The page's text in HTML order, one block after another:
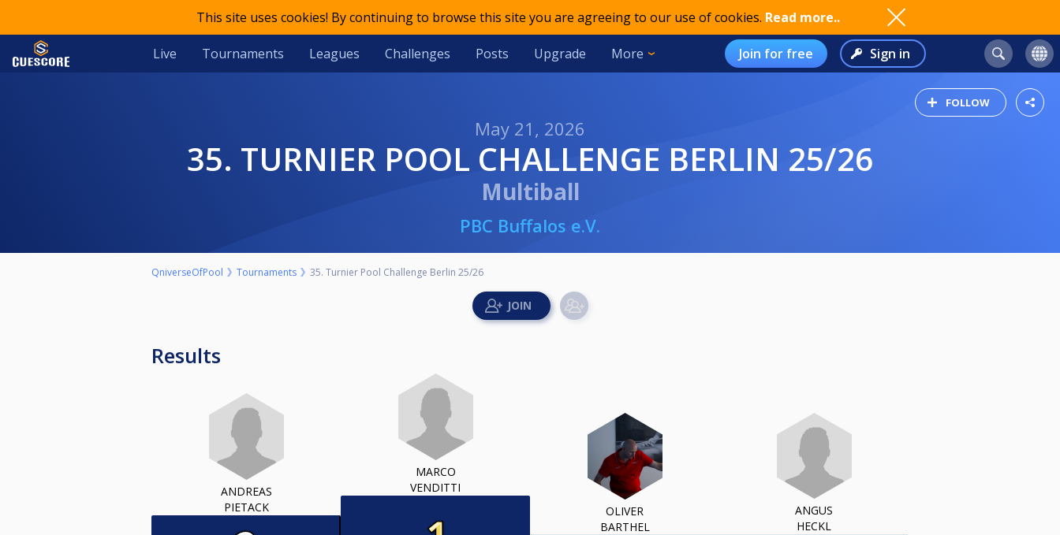
This site uses cookies! By continuing to browse this site you are agreeing to our use of cookies. Read more..
Live Tournaments Leagues Challenges Posts Upgrade More Join for free Sign in
FOLLOW
May 21, 2026
35. TURNIER POOL CHALLENGE BERLIN 25/26
Multiball
PBC Buffalos e.V.
QniverseOfPool Tournaments 35. Turnier Pool Challenge Berlin 25/26
Results
ANDREAS
PIETACK
MARCO
VENDITTI
OLIVER
BARTHEL
ANGUS
HECKL